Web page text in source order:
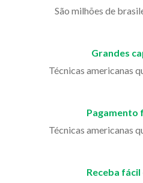
São milhões de
Grandes
Técnicas americanas
Pagamento
Técnicas americanas
Receba